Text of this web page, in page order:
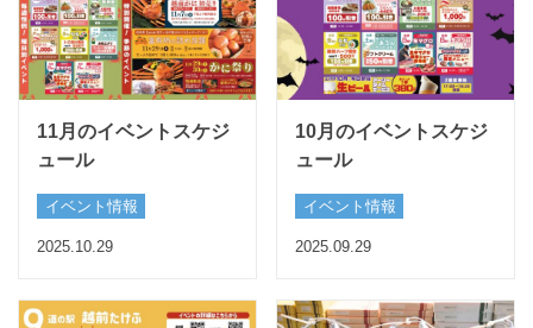
11月のイベントスケジ
ュール
イベント情報
2025.10.29
10月のイベントスケジ
ュール
イベント情報
2025.09.29